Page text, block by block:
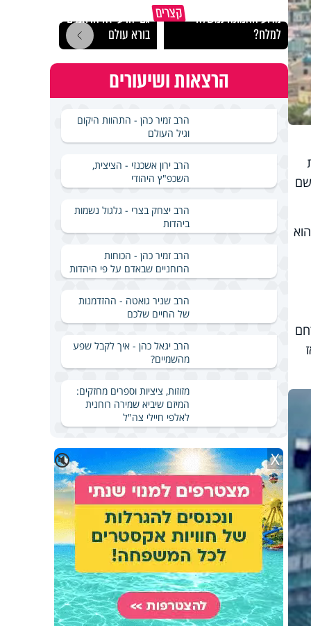
קצרים
מדוע האמונה נמשלה
למלח?
גם ׳הרע׳ זה הרחמים של
בורא עולם
הרצאות ושיעורים
הרב זמיר כהן - התהוות היקום
וגיל העולם
הרב ירון אשכנזי - הציצית,
השכפ"ץ היהודי
הרב יצחק בצרי - גלגול נשמות
ביהדות
הרב זמיר כהן - הכוחות
הרוחניים שבאדם על פי היהדות
הרב שניר גואטה - ההזדמנות
של החיים שלכם
הרב יגאל כהן - איך לקבל שפע
מהשמיים?
מזוזות, ציציות וספרים מחזקים:
המיזם שיביא שמירה רוחנית
לאלפי חיילי צה"ל
🔇 X